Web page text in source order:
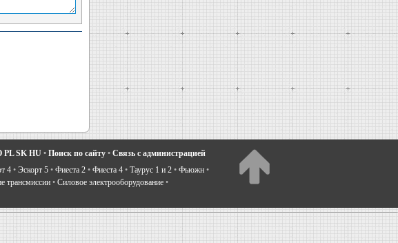
PL SK HU • Поиск по сайту • Связь с администрацией
4 • Эскорт 5 • Фиеста 2 • Фиеста 4 • Таурус 1 и 2 • Фьюжн •
трансмиссии • Силовое электрооборудование •